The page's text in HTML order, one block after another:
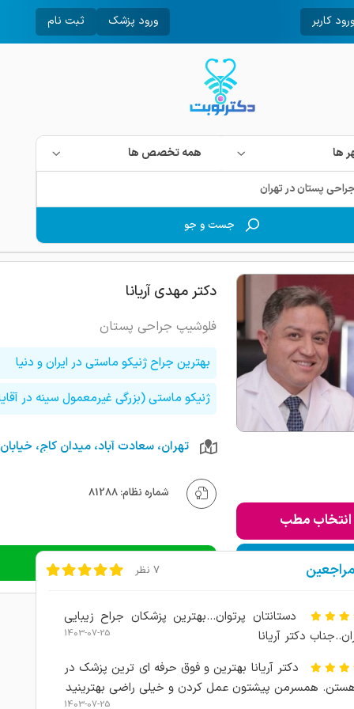
ورود کاربر ورود پزشک ثبت نام
ها همه تخصص ها
جست و جو
انتخاب مطب
به لیست من
دکتر مهدی آریانا
فلوشیپ جراحی پستان
بهترین جراح ژنیکو ماستی در ایران و دنیا
ژنیکو ماستی (بزرگی غیرمعمول سینه در
شماره نظام: 81288
دریافت نوبت تلفنی 7 نظر
دستانتان پرتوان...بهترین پزشکان جراح زیبایی
دکتر آریانا
1403-07-25
دکتر آریانا بهترین و فوق حرفه ای ترین پزشک در
هستن. همسرمن پیشتون عمل کردن و خیلی راضی بهترینید
1403-07-25